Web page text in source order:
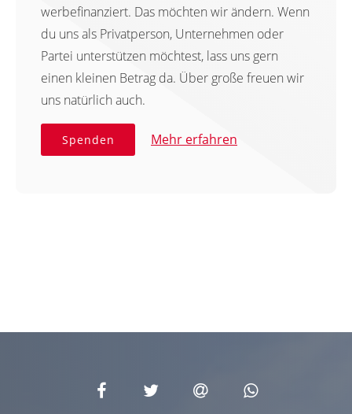
werbefinanziert. Das möchten wir ändern. Wenn
du uns als Privatperson, Unternehmen oder
Partei unterstützen möchtest, lass uns gern
einen kleinen Betrag da. Über große freuen wir
uns natürlich auch.
Spenden Mehr erfahren